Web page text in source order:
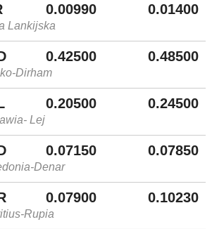
0.00990 0.01400
Lankijska
0.42500 0.48500
Dirham
0.20500 0.24500
Lej
0.07150 0.07850
Denar
0.07900 0.10230
Rupia